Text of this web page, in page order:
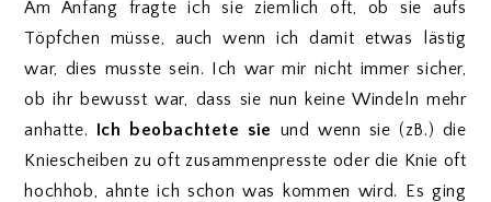
Am Anfang fragte ich sie ziemlich oft, ob sie aufs
Töpfchen müsse, auch wenn ich damit etwas lästig
war, dies musste sein. Ich war mir nicht immer sicher,
ob ihr bewusst war, dass sie nun keine Windeln mehr
anhatte. Ich beobachtete sie und wenn sie (zB.) die
Kniescheiben zu oft zusammenpresste oder die Knie oft
hochhob, ahnte ich schon was kommen wird. Es ging